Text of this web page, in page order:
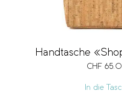
Handtasche
CHF
In die